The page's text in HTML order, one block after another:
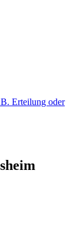
Erteilung oder